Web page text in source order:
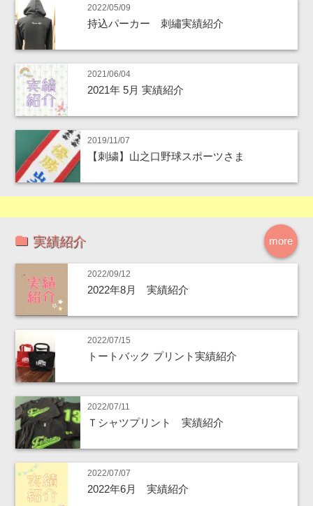
2022/05/09
持込パーカー 刺繡実績紹介
2021/06/04
2021年 5月 実績紹介
2019/11/07
【刺繍】山之口野球スポーツさま
more
実績紹介
2022/09/12
2022年8月 実績紹介
2022/07/15
トートバック プリント実績紹介
2022/07/11
Ｔシャツプリント 実績紹介
2022/07/07
2022年6月 実績紹介